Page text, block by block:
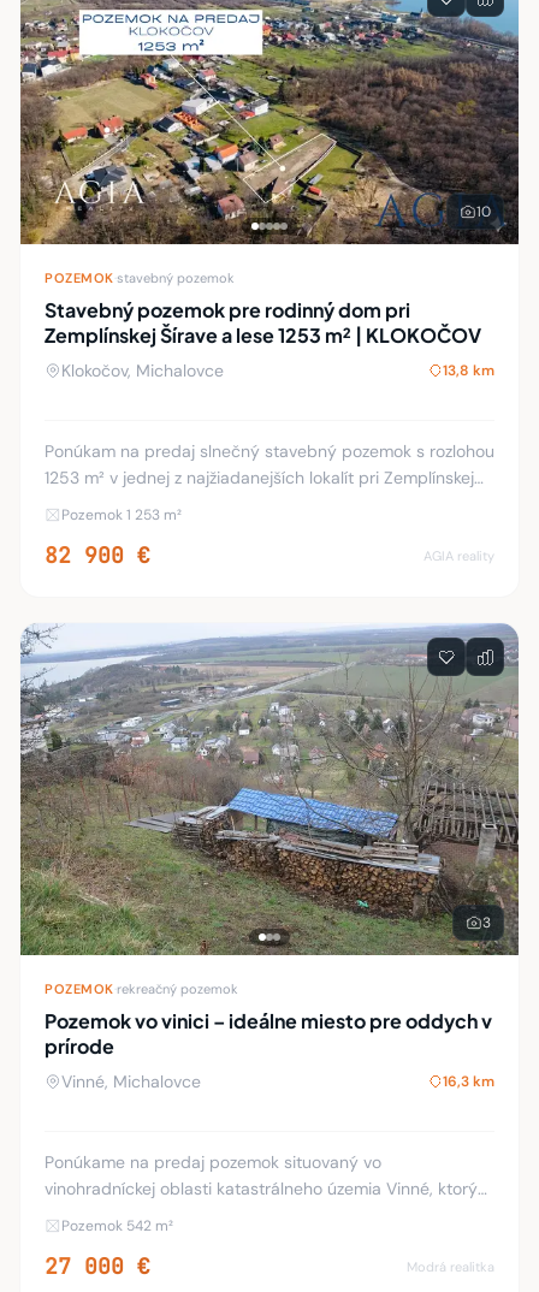
10
POZEMOK stavebný pozemok
Stavebný pozemok pre rodinný dom pri
Zemplínskej Šírave a lese 1253 m² | KLOKOČOV
Klokočov, Michalovce 13,8 km
Ponúkam na predaj slnečný stavebný pozemok s rozlohou
1253 m² v jednej z najžiadanejších lokalít pri Zemplínskej
Šírave. Obec Klokočov je známa nielen ako významné
Pozemok 1 253 m²
82 900 € AGIA reality
3
POZEMOK rekreačný pozemok
Pozemok vo vinici – ideálne miesto pre oddych v
prírode
Vinné, Michalovce 16,3 km
Ponúkame na predaj pozemok situovaný vo
vinohradníckej oblasti katastrálneho územia Vinné, ktorý
predstavuje ideálnu príležitosť pre milovníkov prírody a
Pozemok 542 m²
27 000 € Modrá realitka